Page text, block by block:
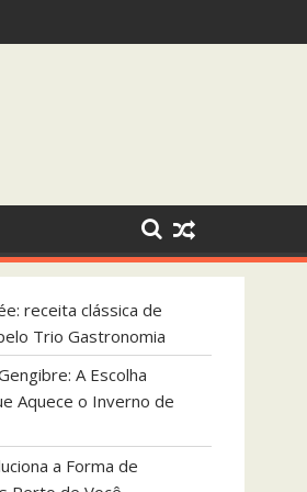
receita clássica de
Trio Gastronomia
A Escolha
Aquece o Inverno de
a Forma de